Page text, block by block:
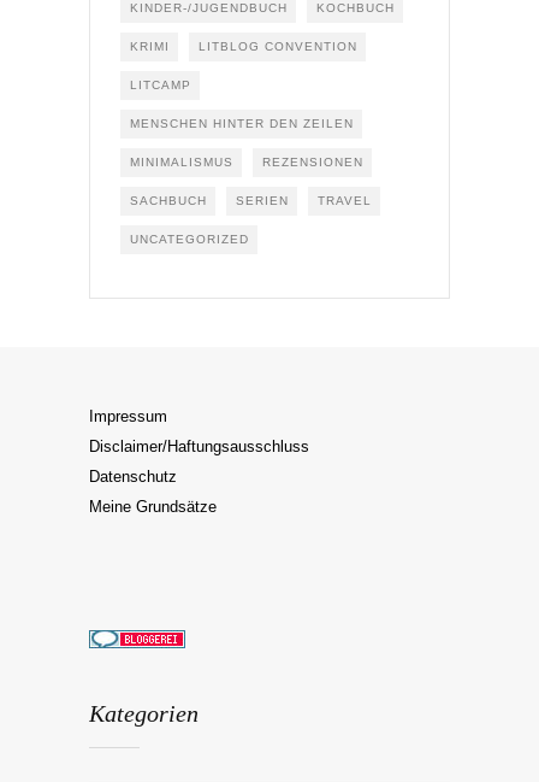
KINDER-/JUGENDBUCH KOCHBUCH
KRIMI LITBLOG CONVENTION
LITCAMP
MENSCHEN HINTER DEN ZEILEN
MINIMALISMUS REZENSIONEN
SACHBUCH SERIEN TRAVEL
UNCATEGORIZED
Impressum
Disclaimer/Haftungsausschluss
Datenschutz
Meine Grundsätze
Kategorien